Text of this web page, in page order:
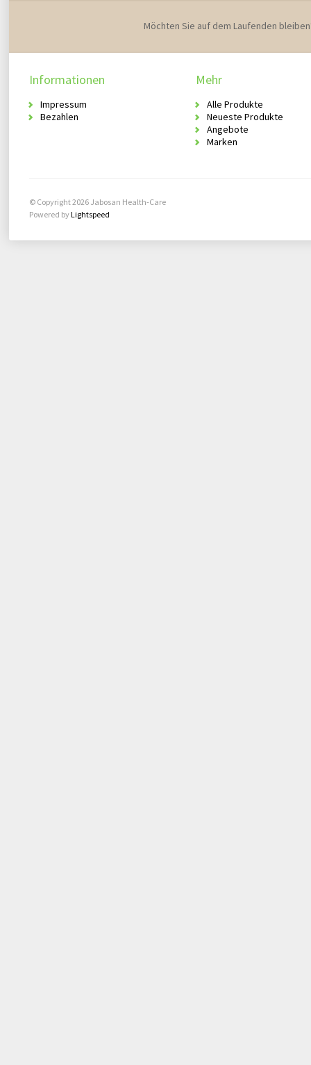
Möchten Sie auf dem Laufenden
Informationen
Impressum
Bezahlen
Mehr
Alle Produkte
Neueste Produkte
Angebote
Marken
© Copyright 2026 Jabosan Health-Care
Powered byLightspeed